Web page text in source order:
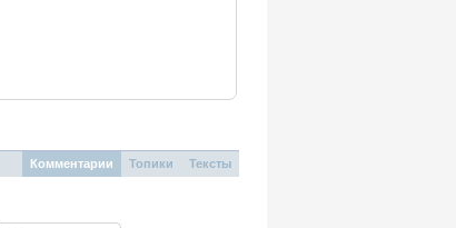
Комментарии Топики Тексты